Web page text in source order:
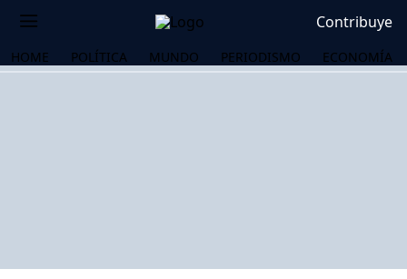
Contribuye
HOME POLÍTICA MUNDO PERIODISMO ECONOMÍA